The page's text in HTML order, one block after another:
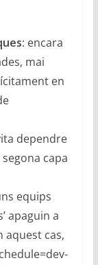
: encara
mai
en
dependre
capa
equips
apaguin a
aquest cas,